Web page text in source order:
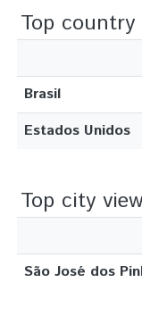
Top country
Brasil
Estados Unidos
Top city
São José dos